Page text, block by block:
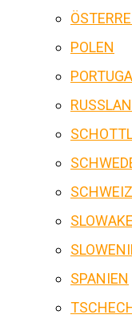
POLEN
SCHWEIZ
SPANIEN